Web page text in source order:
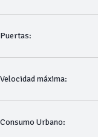
Puertas:
Velocidad máxima:
Consumo Urbano: